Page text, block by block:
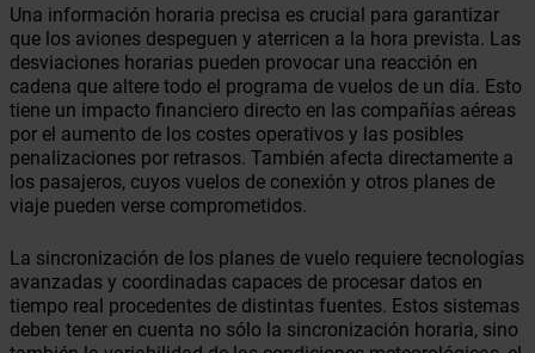
Una información horaria precisa es crucial para garantizar
que los aviones despeguen y aterricen a la hora prevista. Las
desviaciones horarias pueden provocar una reacción en
cadena que altere todo el programa de vuelos de un día. Esto
tiene un impacto financiero directo en las compañías aéreas
por el aumento de los costes operativos y las posibles
penalizaciones por retrasos. También afecta directamente a
los pasajeros, cuyos vuelos de conexión y otros planes de
viaje pueden verse comprometidos.
La sincronización de los planes de vuelo requiere tecnologías
avanzadas y coordinadas capaces de procesar datos en
tiempo real procedentes de distintas fuentes. Estos sistemas
deben tener en cuenta no sólo la sincronización horaria, sino